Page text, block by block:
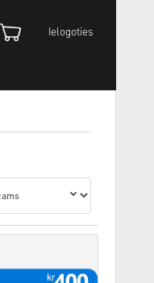
Ielogoties